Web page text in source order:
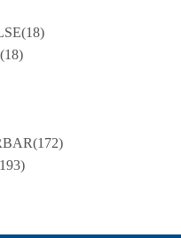
(18)
(18)
(172)